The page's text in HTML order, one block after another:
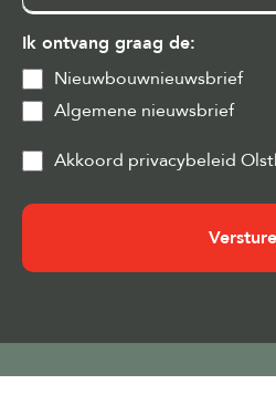
Ik ontvang graag de:
Nieuwbouwnieuwsbrief
Algemene nieuwsbrief
Privacy
Cookies
Akkoord privacybeleid